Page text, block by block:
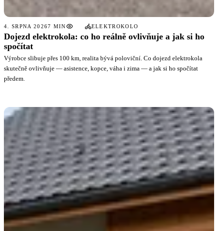
4. SRPNA 20267 MIN ELEKTROKOLO
Dojezd elektrokola: co ho reálně ovlivňuje a jak si ho
spočítat
Výrobce slibuje přes 100 km, realita bývá poloviční. Co dojezd elektrokola
skutečně ovlivňuje — asistence, kopce, váha i zima — a jak si ho spočítat
předem.